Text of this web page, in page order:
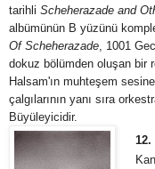
tarihli Scheherazade and
albümünün B yüzünü
Of Scheherazade , 1001
dokuz bölümden oluşan bir
Halsam'ın muhteşem
çalgılarının yanı sıra
Büyüleyicidir.